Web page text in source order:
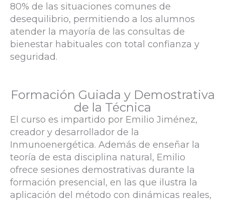
80% de las situaciones comunes de
desequilibrio, permitiendo a los alumnos
atender la mayoría de las consultas de
bienestar habituales con total confianza y
seguridad.
Formación Guiada y Demostrativa
de la Técnica
El curso es impartido por Emilio Jiménez,
creador y desarrollador de la
Inmunoenergética. Además de enseñar la
teoría de esta disciplina natural, Emilio
ofrece sesiones demostrativas durante la
formación presencial, en las que ilustra la
aplicación del método con dinámicas reales,